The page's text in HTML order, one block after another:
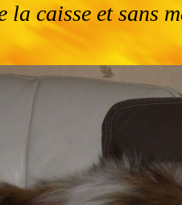
la caisse et sans